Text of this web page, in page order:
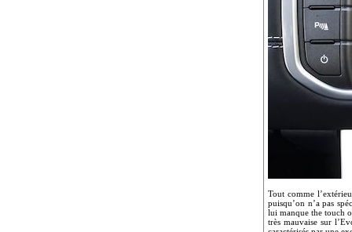
Tout comme
puisqu’on n’a pas
lui manque the touch
très mauvaise sur